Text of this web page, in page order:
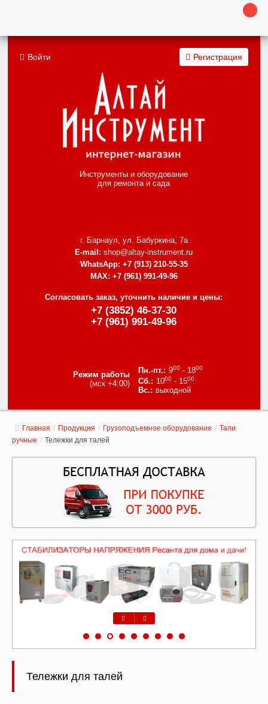
Инструменты и оборудование
для ремонта и сада
г. Барнаул, ул. Бабуркина, 7а
E-mail: shop@altay-instrument.ru
WhatsApp: +7 (913) 210-55-35
MAX: +7 (961) 991-49-96
Согласовать заказ, уточнить наличие и цены:
+7 (3852) 46-37-30
+7 (961) 991-49-96
Режим работы
(мск +4:00)
900- 1800
1000- 1500
выходной
Войти Регистрация
Главная / Продукция / Грузоподъемное оборудование / Тали
ручные / Тележки для талей
Тележки для талей